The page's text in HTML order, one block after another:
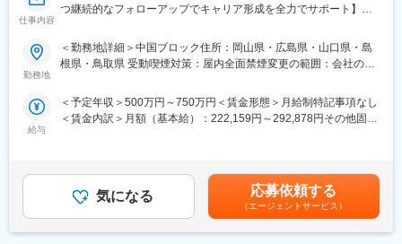
件を保有しています。また原則、将来的にクライアント先への転
これを可能にしている背景としては、比較的少数規模を保って運
営を行っているからこそマネージャーの目が行き届く環境を整え
■入社後も強力なバックアップが受けられます！
も実施しており、日々の業務だけでなく中長期的な視点での相談
も可能です。また、クライアント・社内評価に基いた明確な評価
制度により、キャリアや年収アップに向けた目標を定めやすい環
境です。
仕事内容
つ継続的なフォローアップでキャリア形成を全力でサポート】
■業務内容：
医療系総合職として製薬メーカーや医療機器メーカー等業務を委
クトへアサイン予定です。グローバルトップメーカーなど様々な
PJTに携わる事が出来ます。
◎医療機器営業
医師や医療機器を扱う医療従事者に医療機器の情報提供や販売を
行います。販売だけでなく、実際使用する際のトレーニングサポ
ートやアフターフォローまで手掛けることが特徴で、医療の現場
勤務地
＜勤務地詳細＞中国ブロック住所：岡山県・広島県・山口県・島
根県・鳥取県 受動喫煙対策：屋内全面禁煙変更の範囲：会社の定
給与
＜予定年収＞500万円～750万円＜賃金形態＞月給制特記事項なし
＜賃金内訳＞月額（基本給）：222,159円～292,878円その他固定
含む）＜昇給有無＞有＜残業手当＞有＜給与補足＞業績に応じて
インセンティブあり賃金はあくまでも目安の金額であり、選考を
通じて上下する可能性があります。月給(月額)は固定手当を含めた
表記です。
気になる 応募依頼する
（エージェントサービス）